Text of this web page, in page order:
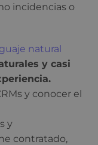
incidencias o
natural
y casi
y conocer el
y
contratado,